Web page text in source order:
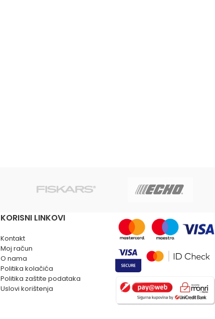
KORISNI LINKOVI
Kontakt
Moj račun
O nama
Politika kolačića
Politika zaštite podataka
Uslovi korištenja